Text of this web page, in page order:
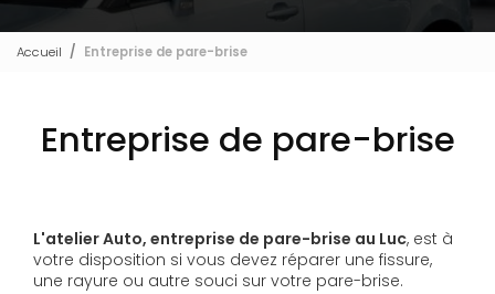
Accueil Entreprise de pare-brise
Entreprise de pare-brise
L'atelier Auto, entreprise de pare-brise au Luc, est à
votre disposition si vous devez réparer une fissure,
une rayure ou autre souci sur votre pare-brise.